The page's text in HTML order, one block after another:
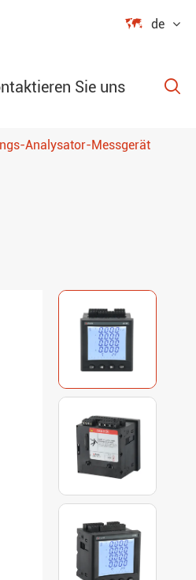
 de
Sie uns 
Analysator-Messgerät